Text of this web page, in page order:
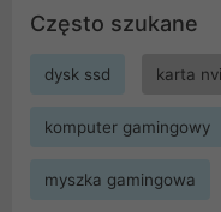
Często szukane
dysk ssd karta
komputer gamingowy
myszka gamingowa